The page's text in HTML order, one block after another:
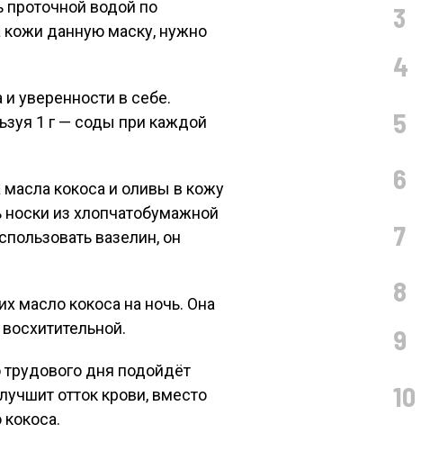
проточной водой по
кожи данную маску, нужно
уверенности в себе.
1 г — соды при каждой
масла кокоса и оливы в кожу
из хлопчатобумажной
вазелин, он
масло кокоса на ночь. Она
дня подойдёт
отток крови, вместо